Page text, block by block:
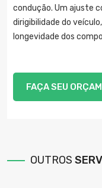
condução. Um ajuste
dirigibilidade do
longevidade dos
FAÇA SEU
OUTROS